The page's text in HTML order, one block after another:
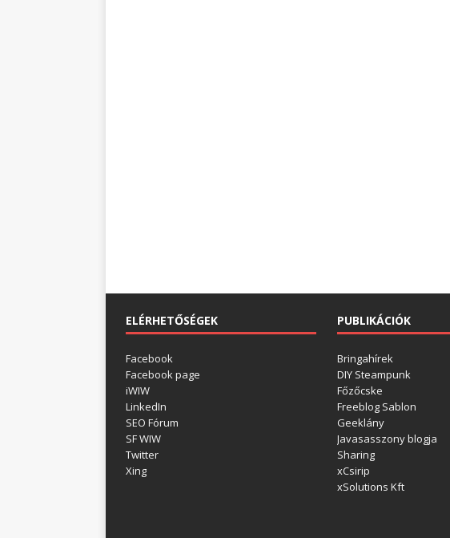
ELÉRHETŐSÉGEK
Facebook
Facebook page
iWIW
LinkedIn
SEO Fórum
SF WIW
Twitter
Xing
PUBLIKÁCIÓK
Bringahírek
DIY Steampunk
Főzőcske
Freeblog Sablon
Geeklány
Javasasszony blogja
Sharing
xCsirip
xSolutions Kft